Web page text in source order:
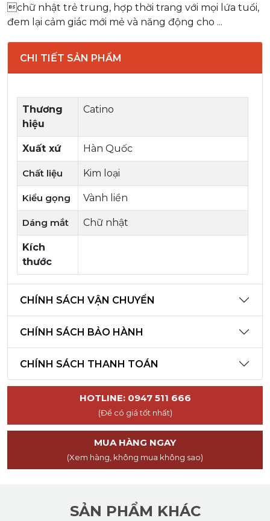
chữ nhật trẻ trung, hợp thời trang với mọi lứa tuổi,
đem lại cảm giác mới mẻ và năng động cho ...
CHI TIẾT SẢN PHẨM
Thương
hiệu
Catino
Xuất xứ Hàn Quốc
Chất liệu Kim loại
Kiểu gọng Vành liền
Dáng mắt Chữ nhật
Kích
thước
CHÍNH SÁCH VẬN CHUYỂN
CHÍNH SÁCH BẢO HÀNH
CHÍNH SÁCH THANH TOÁN
HOTLINE: 0947 511 666
(Để có giá tốt nhất)
MUA HÀNG NGAY
(Xem hàng, không mua không sao)
SẢN PHẨM KHÁC